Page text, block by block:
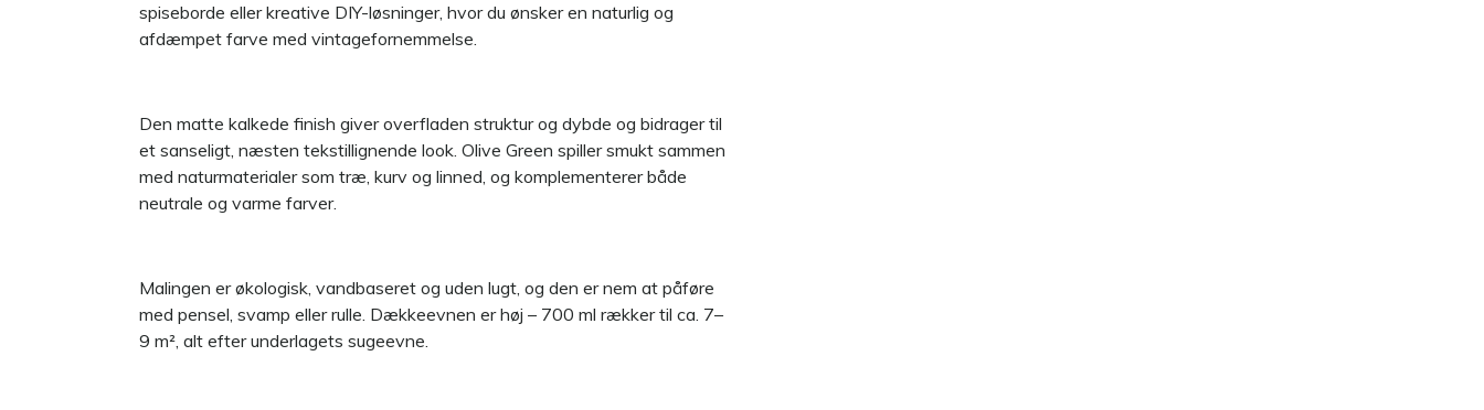
spiseborde eller kreative DIY-løsninger, hvor du ønsker en naturlig og
afdæmpet farve med vintagefornemmelse.
Den matte kalkede finish giver overfladen struktur og dybde og bidrager til
et sanseligt, næsten tekstillignende look. Olive Green spiller smukt sammen
med naturmaterialer som træ, kurv og linned, og komplementerer både
neutrale og varme farver.
Malingen er økologisk, vandbaseret og uden lugt, og den er nem at påføre
med pensel, svamp eller rulle. Dækkeevnen er høj – 700 ml rækker til ca. 7–
9 m², alt efter underlagets sugeevne.